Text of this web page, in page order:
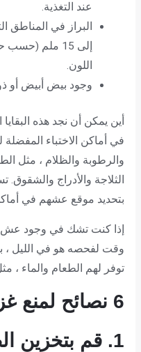
عند التغذية.
إلى 15 ملم
اللون.
وجود بيض أبيض أو
أين يمكن أن نجد هذه
في أماكن الاختباء
والرطوبة والظلام ، مثل
الثلاجة والأدراج
بتحديد موقع عشهم في
إذا كنت تشك في وجود
وقت لفحصه هو في الليل ،
توفر لهم الطعام والماء ،
6 نصائح لمنع
1. قم بتخزين